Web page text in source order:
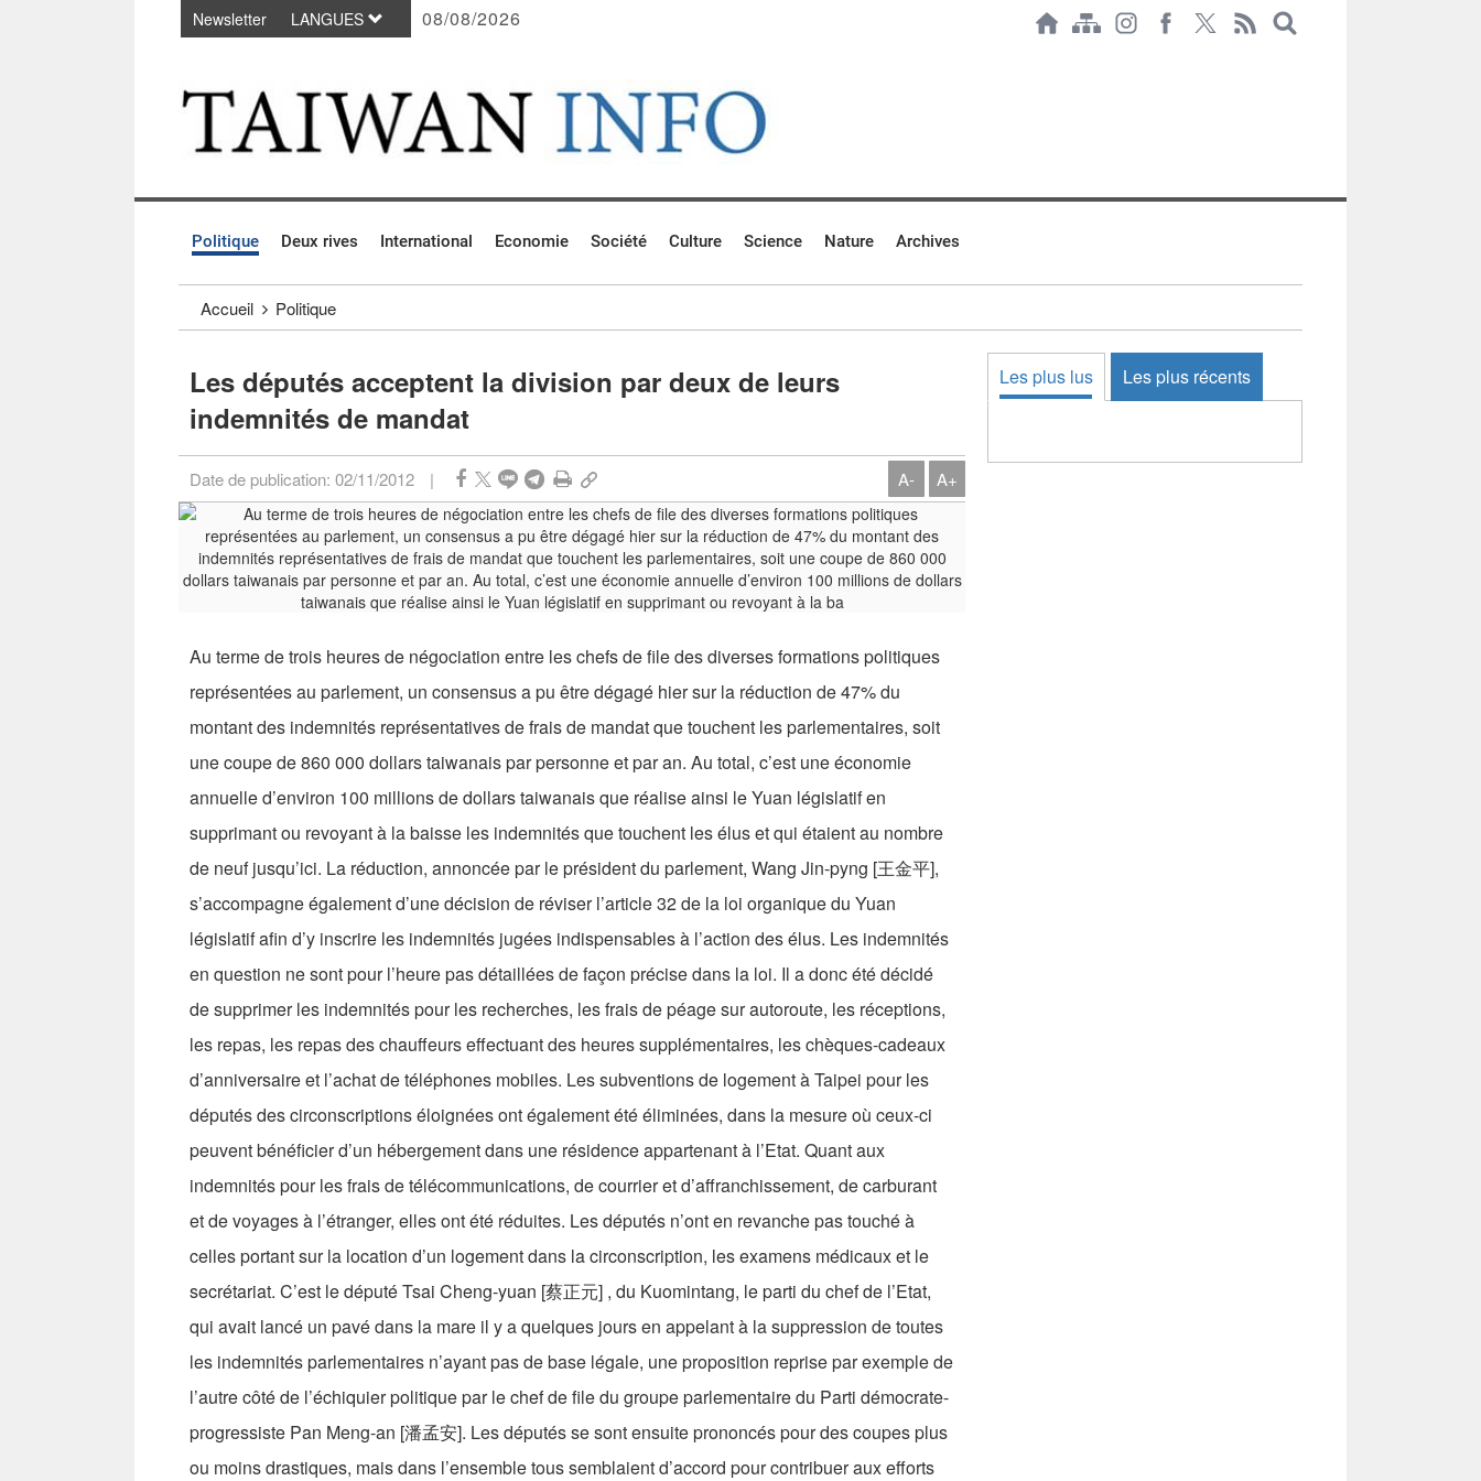
Passer au contenu principal
Newsletter LANGUES 08/08/2026
Politique Deux rives International Economie Société Culture Science Nature Archives
Accueil Politique
Les députés acceptent la division par deux de leurs
indemnités de mandat
Date de publication: 02/11/2012 | A- A+
Au terme de trois heures de négociation entre les chefs de file des diverses formations politiques
représentées au parlement, un consensus a pu être dégagé hier sur la réduction de 47% du
montant des indemnités représentatives de frais de mandat que touchent les parlementaires, soit
une coupe de 860 000 dollars taiwanais par personne et par an. Au total, c’est une économie
annuelle d’environ 100 millions de dollars taiwanais que réalise ainsi le Yuan législatif en
supprimant ou revoyant à la baisse les indemnités que touchent les élus et qui étaient au nombre
de neuf jusqu’ici. La réduction, annoncée par le président du parlement, Wang Jin-pyng [王金平],
s’accompagne également d’une décision de réviser l’article 32 de la loi organique du Yuan
législatif afin d’y inscrire les indemnités jugées indispensables à l’action des élus. Les indemnités
en question ne sont pour l’heure pas détaillées de façon précise dans la loi. Il a donc été décidé
de supprimer les indemnités pour les recherches, les frais de péage sur autoroute, les réceptions,
les repas, les repas des chauffeurs effectuant des heures supplémentaires, les chèques-cadeaux
d’anniversaire et l’achat de téléphones mobiles. Les subventions de logement à Taipei pour les
députés des circonscriptions éloignées ont également été éliminées, dans la mesure où ceux-ci
peuvent bénéficier d’un hébergement dans une résidence appartenant à l’Etat. Quant aux
indemnités pour les frais de télécommunications, de courrier et d’affranchissement, de carburant
et de voyages à l’étranger, elles ont été réduites. Les députés n’ont en revanche pas touché à
celles portant sur la location d’un logement dans la circonscription, les examens médicaux et le
secrétariat. C’est le député Tsai Cheng-yuan [蔡正元] , du Kuomintang, le parti du chef de l’Etat,
qui avait lancé un pavé dans la mare il y a quelques jours en appelant à la suppression de toutes
les indemnités parlementaires n’ayant pas de base légale, une proposition reprise par exemple de
l’autre côté de l’échiquier politique par le chef de file du groupe parlementaire du Parti démocrate-
progressiste Pan Meng-an [潘孟安]. Les députés se sont ensuite prononcés pour des coupes plus
ou moins drastiques, mais dans l’ensemble tous semblaient d’accord pour contribuer aux efforts
Les plus lus Les plus récents